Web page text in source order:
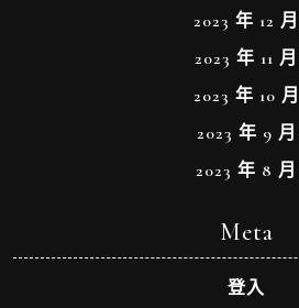
2023 年 12 月
2023 年 11 月
2023 年 10 月
2023 年 9 月
2023 年 8 月
Meta
登入